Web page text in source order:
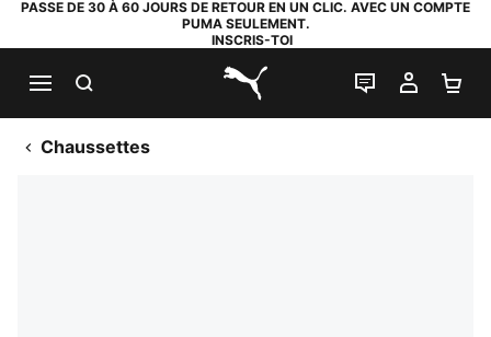
PASSE DE 30 À 60 JOURS DE RETOUR EN UN CLIC. AVEC UN COMPTE
PUMA SEULEMENT.
INSCRIS-TOI
PUMA.com
LIVE CHAT
MON
Chaussettes